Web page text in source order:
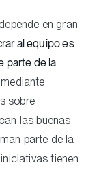
en gran
al equipo es
parte de la
sobre
las buenas
parte de la
tienen